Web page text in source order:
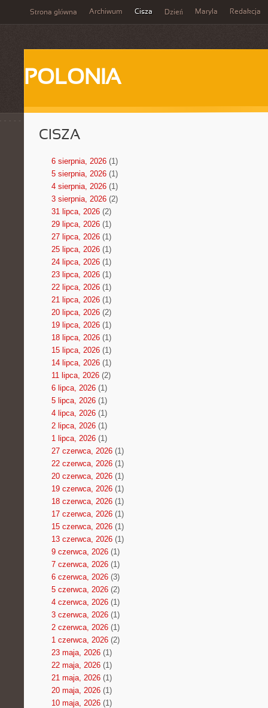
Strona główna Archiwum Cisza Dzień Maryla Redakcja
POLONIA
CISZA
6 sierpnia, 2026(1)
5 sierpnia, 2026(1)
4 sierpnia, 2026(1)
3 sierpnia, 2026(2)
31 lipca, 2026(2)
29 lipca, 2026(1)
27 lipca, 2026(1)
25 lipca, 2026(1)
24 lipca, 2026(1)
23 lipca, 2026(1)
22 lipca, 2026(1)
21 lipca, 2026(1)
20 lipca, 2026(2)
19 lipca, 2026(1)
18 lipca, 2026(1)
15 lipca, 2026(1)
14 lipca, 2026(1)
11 lipca, 2026(2)
6 lipca, 2026(1)
5 lipca, 2026(1)
4 lipca, 2026(1)
2 lipca, 2026(1)
1 lipca, 2026(1)
27 czerwca, 2026(1)
22 czerwca, 2026(1)
20 czerwca, 2026(1)
19 czerwca, 2026(1)
18 czerwca, 2026(1)
17 czerwca, 2026(1)
15 czerwca, 2026(1)
13 czerwca, 2026(1)
9 czerwca, 2026(1)
7 czerwca, 2026(1)
6 czerwca, 2026(3)
5 czerwca, 2026(2)
4 czerwca, 2026(1)
3 czerwca, 2026(1)
2 czerwca, 2026(1)
1 czerwca, 2026(2)
23 maja, 2026(1)
22 maja, 2026(1)
21 maja, 2026(1)
20 maja, 2026(1)
10 maja, 2026(1)